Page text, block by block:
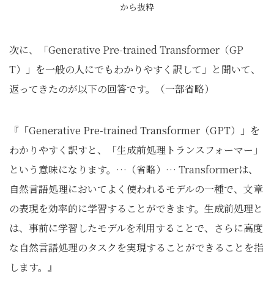
から抜粋
次に、「Generative Pre-trained Transformer（GP
T）」を一般の人にでもわかりやすく訳して」と聞いて、
返ってきたのが以下の回答です。（一部省略）
『「Generative Pre-trained Transformer（GPT）」を
わかりやすく訳すと、「生成前処理トランスフォーマー」
という意味になります。…（省略）… Transformerは、
自然言語処理においてよく使われるモデルの一種で、文章
の表現を効率的に学習することができます。生成前処理と
は、事前に学習したモデルを利用することで、さらに高度
な自然言語処理のタスクを実現することができることを指
します。』